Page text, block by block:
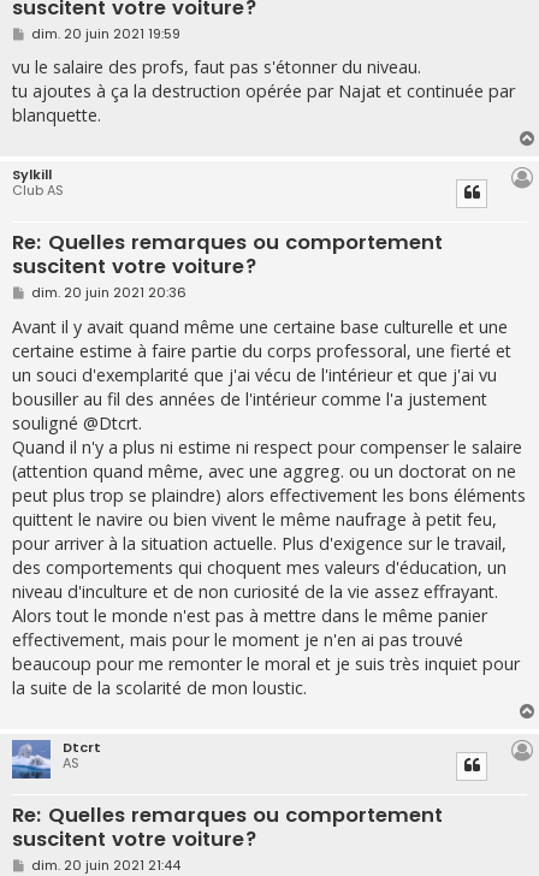
suscitent votre voiture?
M
s
s
a
g
e
dim. 20 juin 2021 19:59
vu le salaire des profs, faut pas s'étonner du niveau.
tu ajoutes à ça la destruction opérée par Najat et continuée par
blanquette.
Sylkill
Club AS
Re: Quelles remarques ou comportement
suscitent votre voiture?
M
s
s
a
g
e
dim. 20 juin 2021 20:36
Avant il y avait quand même une certaine base culturelle et une
certaine estime à faire partie du corps professoral, une fierté et
un souci d'exemplarité que j'ai vécu de l'intérieur et que j'ai vu
bousiller au fil des années de l'intérieur comme l'a justement
souligné @Dtcrt.
Quand il n'y a plus ni estime ni respect pour compenser le salaire
(attention quand même, avec une aggreg. ou un doctorat on ne
peut plus trop se plaindre) alors effectivement les bons éléments
quittent le navire ou bien vivent le même naufrage à petit feu,
pour arriver à la situation actuelle. Plus d'exigence sur le travail,
des comportements qui choquent mes valeurs d'éducation, un
niveau d'inculture et de non curiosité de la vie assez effrayant.
Alors tout le monde n'est pas à mettre dans le même panier
effectivement, mais pour le moment je n'en ai pas trouvé
beaucoup pour me remonter le moral et je suis très inquiet pour
la suite de la scolarité de mon loustic.
Dtcrt
AS
Re: Quelles remarques ou comportement
suscitent votre voiture?
M
dim. 20 juin 2021 21:44